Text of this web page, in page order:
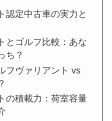
認定中古車の実力と
とゴルフ比較：あな
ち？
フヴァリアント vs
の積載力：荷室容量